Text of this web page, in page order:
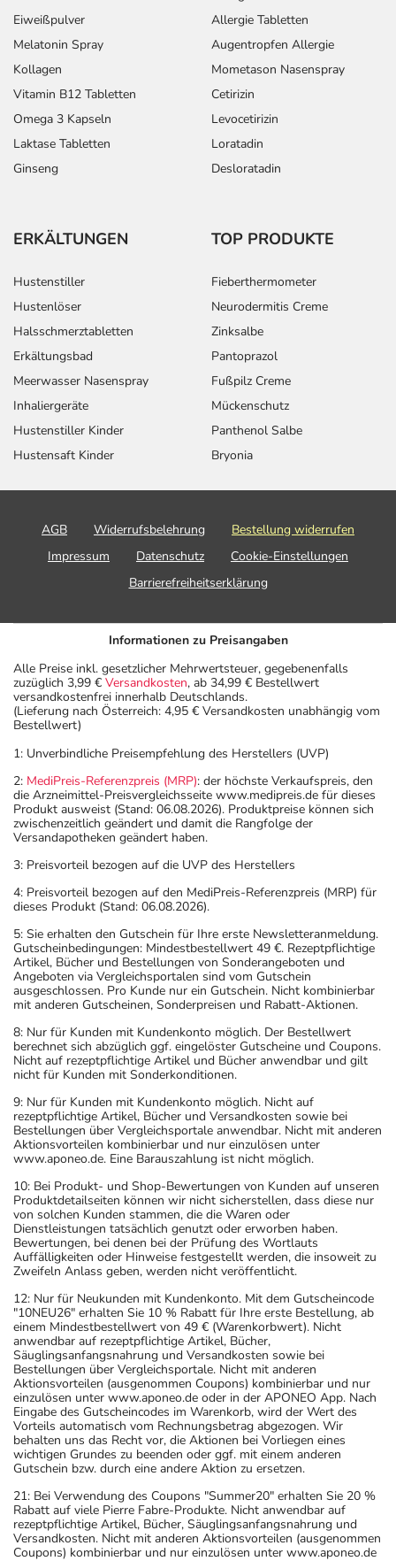
Eiweißpulver
Melatonin Spray
Kollagen
Vitamin B12 Tabletten
Omega 3 Kapseln
Laktase Tabletten
Ginseng
Allergie Tabletten
Augentropfen Allergie
Mometason Nasenspray
Cetirizin
Levocetirizin
Loratadin
Desloratadin
ERKÄLTUNGEN
Hustenstiller
Hustenlöser
Halsschmerztabletten
Erkältungsbad
Meerwasser Nasenspray
Inhaliergeräte
Hustenstiller Kinder
Hustensaft Kinder
TOP PRODUKTE
Fieberthermometer
Neurodermitis Creme
Zinksalbe
Pantoprazol
Fußpilz Creme
Mückenschutz
Panthenol Salbe
Bryonia
AGB Widerrufsbelehrung
Bestellung widerrufen
Impressum
Datenschutz
Cookie-Einstellungen
Barrierefreiheitserklärung
Informationen zu Preisangaben
Alle Preise inkl. gesetzlicher Mehrwertsteuer, gegebenenfalls
zuzüglich 3,99 € Versandkosten, ab 34,99 € Bestellwert
versandkostenfrei innerhalb Deutschlands.
(Lieferung nach Österreich: 4,95 € Versandkosten unabhängig vom
Bestellwert)
1: Unverbindliche Preisempfehlung des Herstellers (UVP)
2: MediPreis-Referenzpreis (MRP): der höchste Verkaufspreis, den
die Arzneimittel-Preisvergleichsseite www.medipreis.de für dieses
Produkt ausweist (Stand: 06.08.2026). Produktpreise können sich
zwischenzeitlich geändert und damit die Rangfolge der
Versandapotheken geändert haben.
3: Preisvorteil bezogen auf die UVP des Herstellers
4: Preisvorteil bezogen auf den MediPreis-Referenzpreis (MRP) für
dieses Produkt (Stand: 06.08.2026).
5: Sie erhalten den Gutschein für Ihre erste Newsletteranmeldung.
Gutscheinbedingungen: Mindestbestellwert 49 €. Rezeptpflichtige
Artikel, Bücher und Bestellungen von Sonderangeboten und
Angeboten via Vergleichsportalen sind vom Gutschein
ausgeschlossen. Pro Kunde nur ein Gutschein. Nicht kombinierbar
mit anderen Gutscheinen, Sonderpreisen und Rabatt-Aktionen.
8: Nur für Kunden mit Kundenkonto möglich. Der Bestellwert
berechnet sich abzüglich ggf. eingelöster Gutscheine und Coupons.
Nicht auf rezeptpflichtige Artikel und Bücher anwendbar und gilt
nicht für Kunden mit Sonderkonditionen.
9: Nur für Kunden mit Kundenkonto möglich. Nicht auf
rezeptpflichtige Artikel, Bücher und Versandkosten sowie bei
Bestellungen über Vergleichsportale anwendbar. Nicht mit anderen
Aktionsvorteilen kombinierbar und nur einzulösen unter
www.aponeo.de. Eine Barauszahlung ist nicht möglich.
10: Bei Produkt- und Shop-Bewertungen von Kunden auf unseren
Produktdetailseiten können wir nicht sicherstellen, dass diese nur
von solchen Kunden stammen, die die Waren oder
Dienstleistungen tatsächlich genutzt oder erworben haben.
Bewertungen, bei denen bei der Prüfung des Wortlauts
Auffälligkeiten oder Hinweise festgestellt werden, die insoweit zu
Zweifeln Anlass geben, werden nicht veröffentlicht.
12: Nur für Neukunden mit Kundenkonto. Mit dem Gutscheincode
"10NEU26" erhalten Sie 10 % Rabatt für Ihre erste Bestellung, ab
einem Mindestbestellwert von 49 € (Warenkorbwert). Nicht
anwendbar auf rezeptpflichtige Artikel, Bücher,
Säuglingsanfangsnahrung und Versandkosten sowie bei
Bestellungen über Vergleichsportale. Nicht mit anderen
Aktionsvorteilen (ausgenommen Coupons) kombinierbar und nur
einzulösen unter www.aponeo.de oder in der APONEO App. Nach
Eingabe des Gutscheincodes im Warenkorb, wird der Wert des
Vorteils automatisch vom Rechnungsbetrag abgezogen. Wir
behalten uns das Recht vor, die Aktionen bei Vorliegen eines
wichtigen Grundes zu beenden oder ggf. mit einem anderen
Gutschein bzw. durch eine andere Aktion zu ersetzen.
21: Bei Verwendung des Coupons "Summer20" erhalten Sie 20 %
Rabatt auf viele Pierre Fabre-Produkte. Nicht anwendbar auf
rezeptpflichtige Artikel, Bücher, Säuglingsanfangsnahrung und
Versandkosten. Nicht mit anderen Aktionsvorteilen (ausgenommen
Coupons) kombinierbar und nur einzulösen unter www.aponeo.de